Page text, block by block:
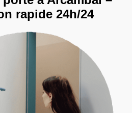
rapide 24h/24